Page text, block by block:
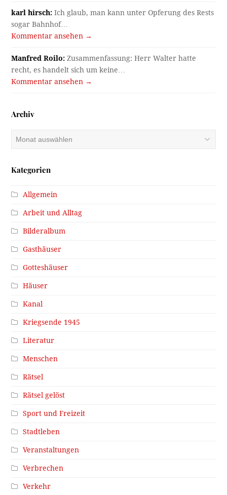
karl hirsch: Ich glaub, man kann unter Opferung des Rests
sogar Bahnhof…
Kommentar ansehen →
Manfred Roilo: Zusammenfassung: Herr Walter hatte
recht, es handelt sich um keine…
Kommentar ansehen →
Archiv
Kategorien
Allgemein
Arbeit und Alltag
Bilderalbum
Gasthäuser
Gotteshäuser
Häuser
Kanal
Kriegsende 1945
Literatur
Menschen
Rätsel
Rätsel gelöst
Sport und Freizeit
Stadtleben
Veranstaltungen
Verbrechen
Verkehr